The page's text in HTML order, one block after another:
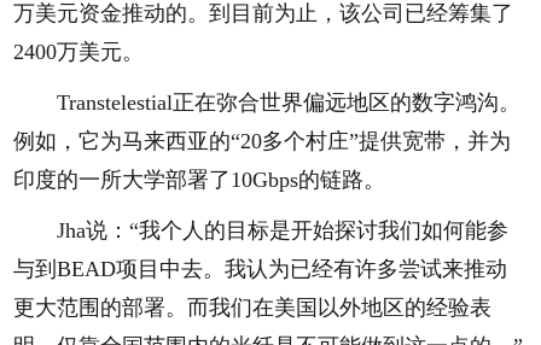
万美元资金推动的。到目前为止，该公司已经筹集了
2400万美元。
Transtelestial正在弥合世界偏远地区的数字鸿沟。
例如，它为马来西亚的“20多个村庄”提供宽带，并为
印度的一所大学部署了10Gbps的链路。
Jha说：“我个人的目标是开始探讨我们如何能参
与到BEAD项目中去。我认为已经有许多尝试来推动
更大范围的部署。而我们在美国以外地区的经验表